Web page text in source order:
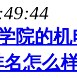
院的
怎么